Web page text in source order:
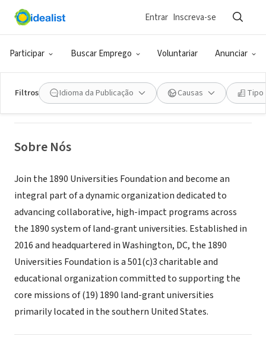
Participar Buscar Emprego Voluntariar Anunciar
Entrar Inscreva-se
Filtros Idioma da Publicação Causas Tipo
ONG (SETOR SOCIAL)
The 1890 Universities Foundation
Sobre Nós
Join the 1890 Universities Foundation and become an
integral part of a dynamic organization dedicated to
advancing collaborative, high-impact programs across
the 1890 system of land-grant universities. Established in
2016 and headquartered in Washington, DC, the 1890
Universities Foundation is a 501(c)3 charitable and
educational organization committed to supporting the
core missions of (19) 1890 land-grant universities
primarily located in the southern United States.